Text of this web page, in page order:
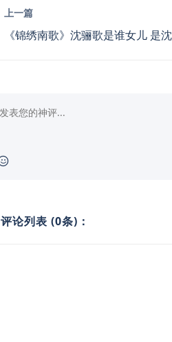
上一篇
《锦绣南歌》沈骊歌是谁女儿 是
评论列表 (0条)：